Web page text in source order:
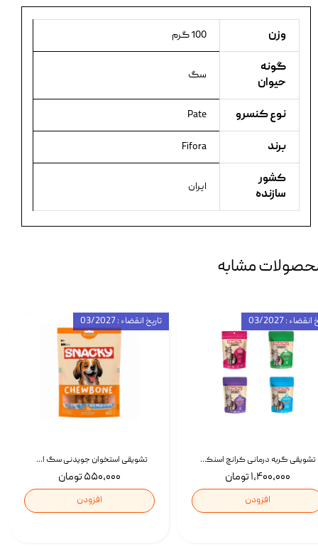
وزن 100 گرم
گونه
حیوان
سگ
نوع کنسرو Pate
برند Fifora
کشور
سازنده
ایران
مشابه
تشویقی استخوان جویدنی سگ اسنکی کرانچی با طعم مرغ Snacky Crunchy Munchy وزن 100 گرم
۵۵۰,۰۰۰ تومان
افزودن
تاریخ انقضاء : 03/2027
تشویقی گربه درمانی کرانچ اسنکی با طعم میکس Snacky Crunch Cat Treats وزن 60 گرم بسته 4 عددی
۱,۴۰۰,۰۰۰ تومان
افزودن
: 03/2027